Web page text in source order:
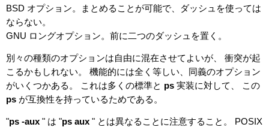
BSD オプション。まとめることが可能で、ダッシュを使っては
ならない。
GNU ロングオプション。前に二つのダッシュを置く。
別々の種類のオプションは自由に混在させてよいが、 衝突が起
こるかもしれない。 機能的には全く等しい、同義のオプション
がいくつかある。 これは多くの標準と ps 実装に対して、 この
ps が互換性を持っているためである。
"ps -aux " は "ps aux " とは異なることに注意すること。 POSIX